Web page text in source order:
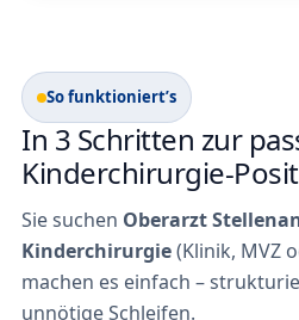
So funktioniert’s
In 3 Schritten zur
Kinderchirurgie-
Sie suchen Oberarzt
Kinderchirurgie(Klinik, MVZ
machen es einfach –
unnötige Schleifen.